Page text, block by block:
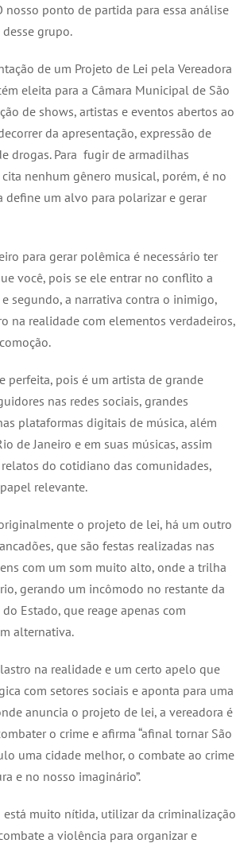
ponto de partida para essa análise
grupo.
de um Projeto de Lei pela Vereadora
eleita para a Câmara Municipal de São
de shows, artistas e eventos abertos ao
da apresentação, expressão de
drogas. Para fugir de armadilhas
nenhum gênero musical, porém, é no
define um alvo para polarizar e gerar
para gerar polêmica é necessário ter
você, pois se ele entrar no conflito a
segundo, a narrativa contra o inimigo,
na realidade com elementos verdadeiros,
perfeita, pois é um artista de grande
nas redes sociais, grandes
plataformas digitais de música, além
de Janeiro e em suas músicas, assim
do cotidiano das comunidades,
relevante.
o projeto de lei, há um outro
que são festas realizadas nas
com um som muito alto, onde a trilha
gerando um incômodo no restante da
Estado, que reage apenas com
alternativa.
na realidade e um certo apelo que
com setores sociais e aponta para uma
anuncia o projeto de lei, a vereadora é
o crime e afirma “afinal tornar São
uma cidade melhor, o combate ao crime
e no nosso imaginário”.
muito nítida, utilizar da criminalização
a violência para organizar e